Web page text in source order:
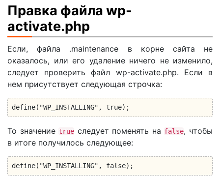
Правка файла wp-
activate.php
Если, файла .maintenance в корне сайта не
оказалось, или его удаление ничего не изменило,
следует проверить файл wp-activate.php. Если в
нем присутствует следующая строчка:
define("WP_INSTALLING", true);
То значениеtrue следует поменять на false, чтобы
в итоге получилось следующее:
define("WP_INSTALLING", false);